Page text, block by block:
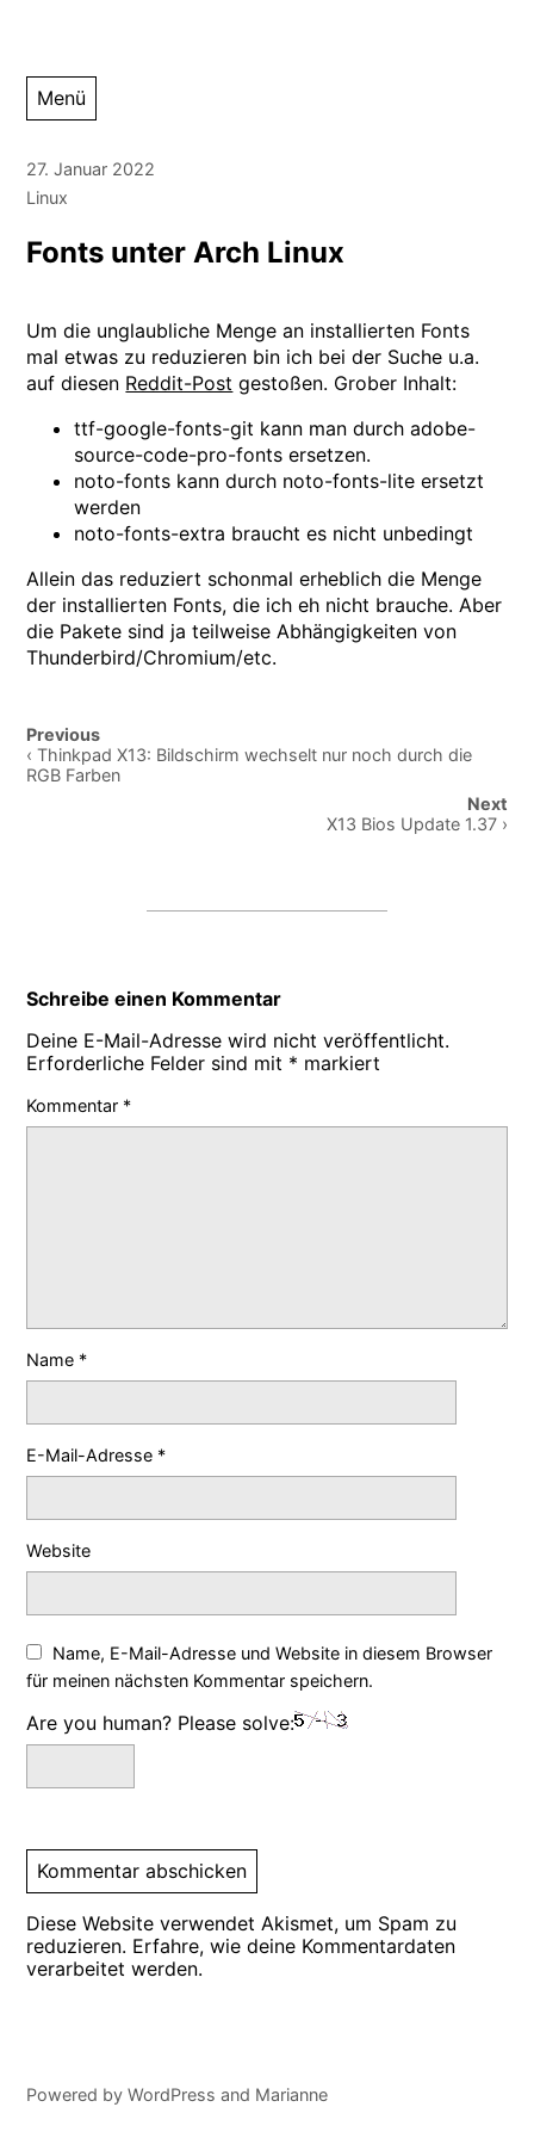
InhaltMenü
27. Januar 2022
Linux
Fonts unter Arch Linux
Um die unglaubliche Menge an installierten Fonts
mal etwas zu reduzieren bin ich bei der Suche u.a.
auf diesen Reddit-Post gestoßen. Grober Inhalt:
ttf-google-fonts-git kann man durch adobe-
source-code-pro-fonts ersetzen.
noto-fonts kann durch noto-fonts-lite ersetzt
werden
noto-fonts-extra braucht es nicht unbedingt
Allein das reduziert schonmal erheblich die Menge
der installierten Fonts, die ich eh nicht brauche. Aber
die Pakete sind ja teilweise Abhängigkeiten von
Thunderbird/Chromium/etc.
Post
navigation
Previous
‹ Thinkpad X13: Bildschirm wechselt nur noch durch die
RGB Farben
Next
X13 Bios Update 1.37 ›
Schreibe einen Kommentar
Deine E-Mail-Adresse wird nicht veröffentlicht.
Erforderliche Felder sind mit * markiert
Kommentar *
Name *
E-Mail-Adresse *
Website
Name, E-Mail-Adresse und Website in diesem Browser
für meinen nächsten Kommentar speichern.
Are you human? Please solve:
Diese Website verwendet Akismet, um Spam zu
reduzieren. Erfahre, wie deine Kommentardaten
verarbeitet werden.
Powered byWordPress and Marianne